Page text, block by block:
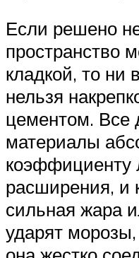
Если решено
пространство
кладкой, то ни
нельзя
цементом. Все
материалы
коэффициенту
расширения, и
сильная жара
ударят